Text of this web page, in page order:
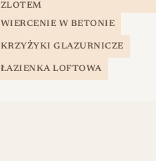
ZLOTEM
WIERCENIE W BETONIE
KRZYŻYKI GLAZURNICZE
ŁAZIENKA LOFTOWA